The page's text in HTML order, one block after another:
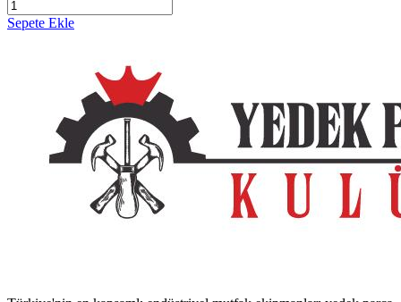
Sepete Ekle